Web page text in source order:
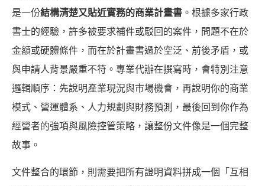
是一份結構清楚又貼近實務的商業計畫書 。根據多家行政
書士的經驗，許多被要求補件或駁回的案件，問題不在於
金額或硬體條件，而在於計畫書過於空泛、前後矛盾，或
與申請人背景嚴重不符。專業代辦在撰寫時，會特別注意
邏輯順序：先說明產業現況與市場機會，再說明你的商業
模式、營運體系、人力規劃與財務預測，最後回到你作為
經營者的強項與風險控管策略，讓整份文件像是一個完整
故事。
文件整合的環節，則需要把所有證明資料拼成一個「互相